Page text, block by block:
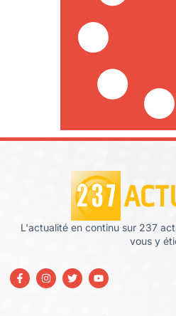
L'actualité en continu sur 237
vous y